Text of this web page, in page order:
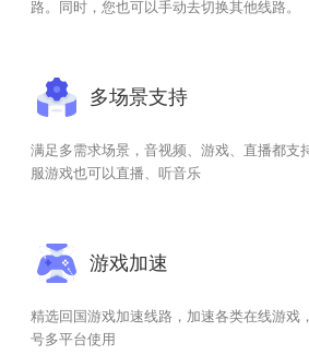
路。同时，您也可以手动去切换其他线路。
多场景支持
满足多需求场景，音视频、游戏、直播都支
服游戏也可以直播、听音乐
游戏加速
精选回国游戏加速线路，加速各类在线游戏
号多平台使用